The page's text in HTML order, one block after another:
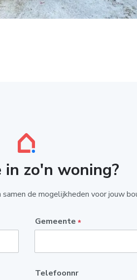
in zo'n woning?
de mogelijkheden voor jouw
Gemeente *
Telefoonnr